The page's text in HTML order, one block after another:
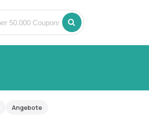
Angebote